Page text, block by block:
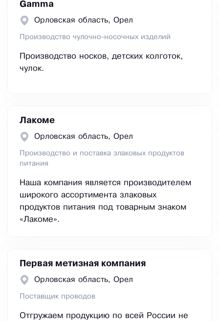
Gamma
Орловская область, Орел
Производство чулочно-носочных изделий
Производство носков, детских колготок,
чулок.
Лакоме
Орловская область, Орел
Производство и поставка злаковых продуктов
питания
Наша компания является производителем
широкого ассортимента злаковых
продуктов питания под товарным знаком
«Лакоме».
Первая метизная компания
Орловская область, Орел
Поставщик проводов
Отгружаем продукцию по всей России не